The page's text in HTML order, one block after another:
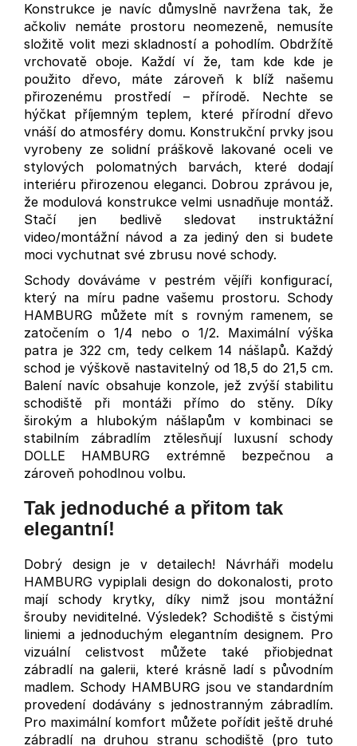
Konstrukce je navíc důmyslně navržena tak, že
ačkoliv nemáte prostoru neomezeně, nemusíte
složitě volit mezi skladností a pohodlím. Obdržítě
vrchovatě oboje. Každí ví že, tam kde kde je
použito dřevo, máte zároveň k blíž našemu
přirozenému prostředí – přírodě. Nechte se
hýčkat příjemným teplem, které přírodní dřevo
vnáší do atmosféry domu. Konstrukční prvky jsou
vyrobeny ze solidní práškově lakované oceli ve
stylových polomatných barvách, které dodají
interiéru přirozenou eleganci. Dobrou zprávou je,
že modulová konstrukce velmi usnadňuje montáž.
Stačí jen bedlivě sledovat instruktážní
video/montážní návod a za jediný den si budete
moci vychutnat své zbrusu nové schody.
Schody dováváme v pestrém vějíři konfigurací,
který na míru padne vašemu prostoru. Schody
HAMBURG můžete mít s rovným ramenem, se
zatočením o 1/4 nebo o 1/2. Maximální výška
patra je 322 cm, tedy celkem 14 nášlapů. Každý
schod je výškově nastavitelný od 18,5 do 21,5 cm.
Balení navíc obsahuje konzole, jež zvýší stabilitu
schodiště při montáži přímo do stěny. Díky
širokým a hlubokým nášlapům v kombinaci se
stabilním zábradlím ztělesňují luxusní schody
DOLLE HAMBURG extrémně bezpečnou a
zároveň pohodlnou volbu.
Tak jednoduché a přitom tak
elegantní!
Dobrý design je v detailech! Návrháři modelu
HAMBURG vypiplali design do dokonalosti, proto
mají schody krytky, díky nimž jsou montážní
šrouby neviditelné. Výsledek? Schodiště s čistými
liniemi a jednoduchým elegantním designem. Pro
vizuální celistvost můžete také přiobjednat
zábradlí na galerii, které krásně ladí s původním
madlem. Schody HAMBURG jsou ve standardním
provedení dodávány s jednostranným zábradlím.
Pro maximální komfort můžete pořídit ještě druhé
zábradlí na druhou stranu schodiště (pro tuto